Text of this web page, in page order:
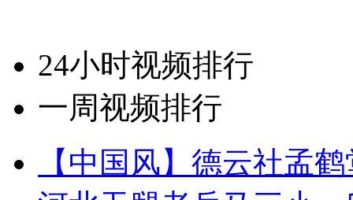
24小时视频排行
一周视频排行
【中国风】德云社孟